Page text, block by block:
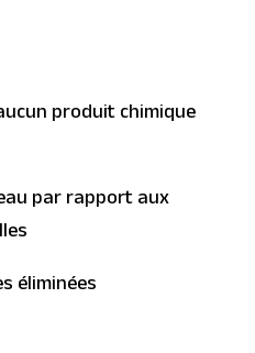
produit chimique
par rapport aux
éliminées